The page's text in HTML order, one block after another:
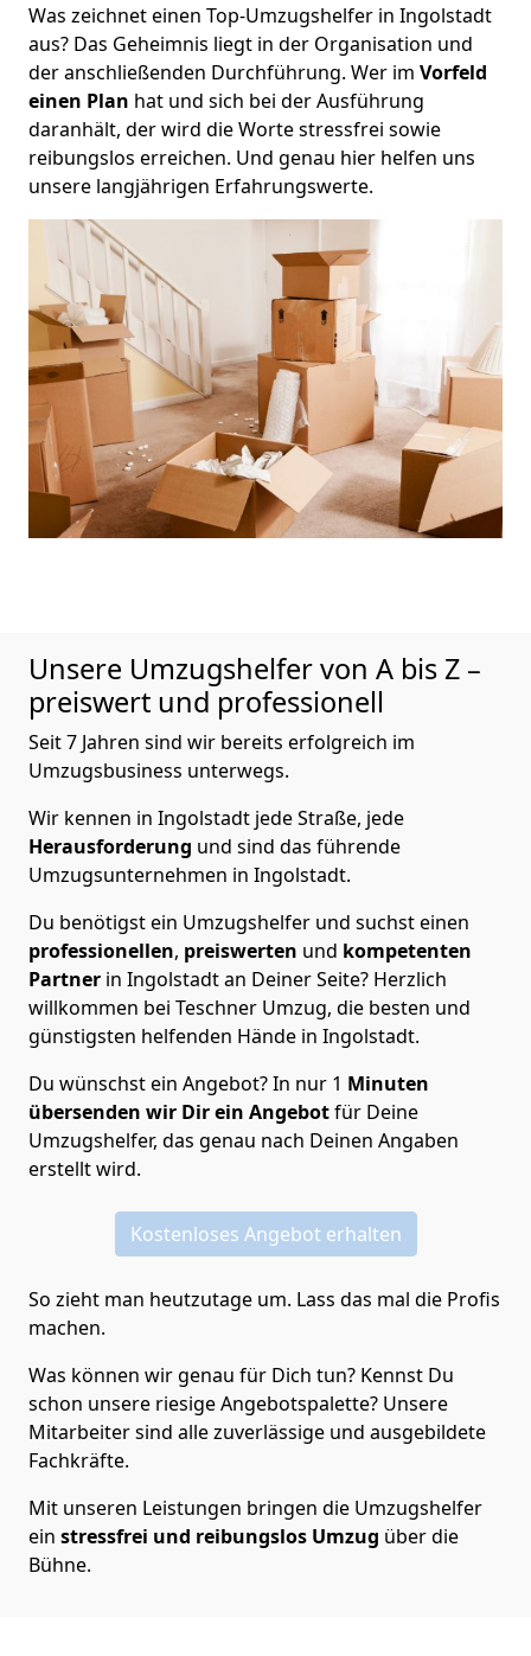
Was zeichnet einen Top-Umzugshelfer in Ingolstadt
aus? Das Geheimnis liegt in der Organisation und
der anschließenden Durchführung. Wer im Vorfeld
einen Plan hat und sich bei der Ausführung
daranhält, der wird die Worte stressfrei sowie
reibungslos erreichen. Und genau hier helfen uns
unsere langjährigen Erfahrungswerte.
Unsere Umzugshelfer von A bis Z –
preiswert und professionell
Seit 7 Jahren sind wir bereits erfolgreich im
Umzugsbusiness unterwegs.
Wir kennen in Ingolstadt jede Straße, jede
Herausforderung und sind das führende
Umzugsunternehmen in Ingolstadt.
Du benötigst ein Umzugshelfer und suchst einen
professionellen, preiswerten und kompetenten
Partner in Ingolstadt an Deiner Seite? Herzlich
willkommen bei Teschner Umzug, die besten und
günstigsten helfenden Hände in Ingolstadt.
Du wünschst ein Angebot? In nur 1 Minuten
übersenden wir Dir ein Angebotfür Deine
Umzugshelfer, das genau nach Deinen Angaben
erstellt wird.
Kostenloses Angebot erhalten
So zieht man heutzutage um. Lass das mal die Profis
machen.
Was können wir genau für Dich tun? Kennst Du
schon unsere riesige Angebotspalette? Unsere
Mitarbeiter sind alle zuverlässige und ausgebildete
Fachkräfte.
Mit unseren Leistungen bringen die Umzugshelfer
ein stressfrei und reibungslos Umzug über die
Bühne.